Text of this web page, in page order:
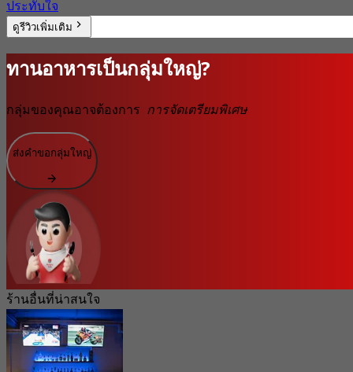
ประทับใจ
ดูรีวิวเพิ่มเติม
ทานอาหารเป็นกลุ่มใหญ่?
กลุ่มของคุณอาจต้องการ การจัดเตรียมพิเศษ
ส่งคำขอกลุ่มใหญ่
ร้านอื่นที่น่าสนใจ